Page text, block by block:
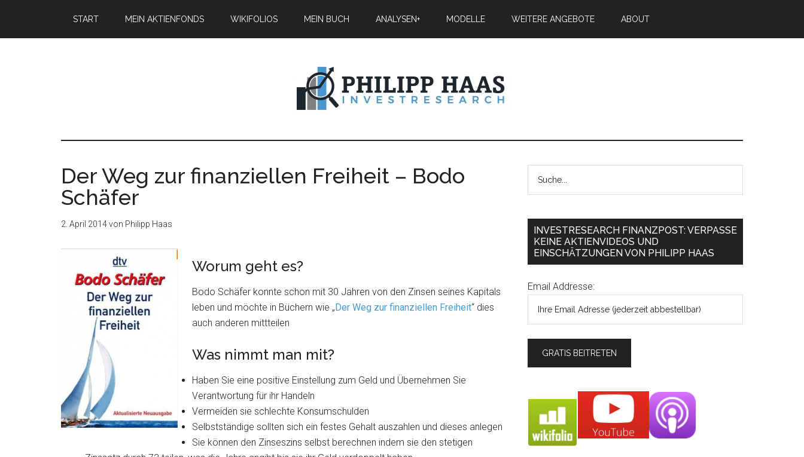
START MEIN AKTIENFONDS WIKIFOLIOS MEIN BUCH ANALYSEN+ MODELLE WEITERE ANGEBOTE ABOUT
Der Weg zur finanziellen Freiheit – Bodo
Schäfer
2. April 2014von Philipp Haas
Worum geht es?
Bodo Schäfer konnte schon mit 30 Jahren von den Zinsen seines Kapitals
leben und möchte in Büchern wie „Der Weg zur finanziellen Freiheit“ dies
auch anderen mittteilen
Was nimmt man mit?
Haben Sie eine positive Einstellung zum Geld und Übernehmen Sie
Verantwortung für ihr Handeln
Vermeiden sie schlechte Konsumschulden
Selbstständige sollten sich ein festes Gehalt auszahlen und dieses anlegen
Sie können den Zinseszins selbst berechnen indem sie den stetigen
INVESTRESEARCH FINANZPOST: VERPASSE
KEINE AKTIENVIDEOS UND
EINSCHÄTZUNGEN VON PHILIPP HAAS
Email Addresse: